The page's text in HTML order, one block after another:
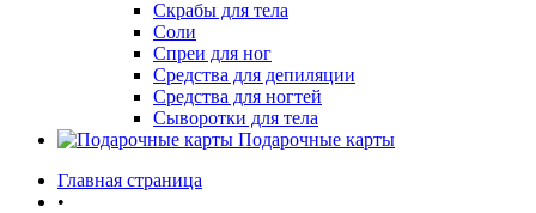
Скрабы для тела
Соли
Спреи для ног
Средства для депиляции
Средства для ногтей
Сыворотки для тела
Подарочные карты
Главная страница
•